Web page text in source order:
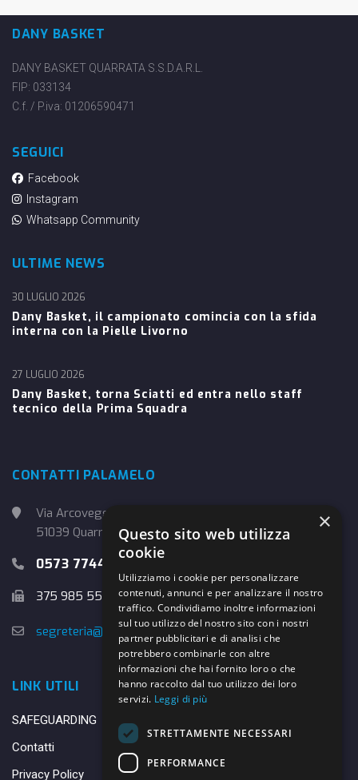
DANY BASKET
DANY BASKET QUARRATA S.S.D.A.R.L.
FIP: 033134
C.f. / P.iva: 01206590471
SEGUICI
Facebook
Instagram
Whatsapp Community
ULTIME NEWS
Dany Basket, il campionato comincia con la sfida
interna con la Pielle Livorno
30 LUGLIO 2026
Dany Basket, torna Sciatti ed entra nello staff
tecnico della Prima Squadra
27 LUGLIO 2026
CONTATTI PALAMELO
Via Arcoveggio, 4
51039 Quarrata (PT)
0573 774457
375 985 5526
segreteria@danybasket.it
LINK UTILI
SAFEGUARDING
Contatti
Privacy Policy
×
Questo sito web utilizza
cookie
Utilizziamo i cookie per personalizzare
contenuti, annunci e per analizzare il nostro
traffico. Condividiamo inoltre informazioni
sul tuo utilizzo del nostro sito con i nostri
partner pubblicitari e di analisi che
potrebbero combinarle con altre
informazioni che hai fornito loro o che
hanno raccolto dal tuo utilizzo dei loro
servizi. Leggi di più
STRETTAMENTE NECESSARI
PERFORMANCE